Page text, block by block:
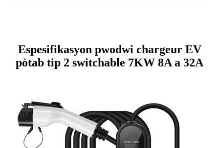
Espesifikasyon pwodwi chargeur EV
pòtab tip 2 switchable 7KW 8A a 32A